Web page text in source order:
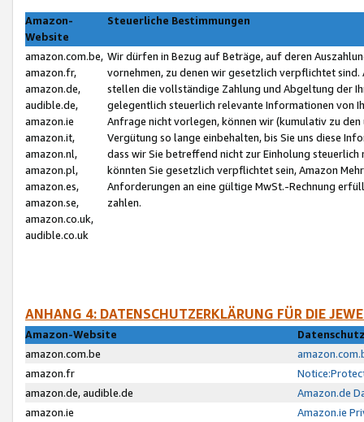
Amazon-
Website
Steuerliche Bestimmungen
amazon.com.be,
amazon.fr,
amazon.de,
audible.de,
amazon.ie
amazon.it,
amazon.nl,
amazon.pl,
amazon.es,
amazon.se,
amazon.co.uk,
audible.co.uk
Wir dürfen in Bezug auf Beträge, auf deren
vornehmen, zu denen wir gesetzlich verpflichtet
stellen die vollständige Zahlung und Abgeltung der
gelegentlich steuerlich relevante Informationen von
Anfrage nicht vorlegen, können wir (kumulativ zu
Vergütung so lange einbehalten, bis Sie uns diese
dass wir Sie betreffend nicht zur Einholung
könnten Sie gesetzlich verpflichtet sein, Amazon
Anforderungen an eine gültige MwSt.-Rechnung
zahlen.
ANHANG 4: DATENSCHUTZERKLÄRUNG FÜR DIE
Amazon-Website
amazon.com.be
amazon.fr
amazon.de, audible.de
Amazon.de
amazon.ie
Amazon.ie